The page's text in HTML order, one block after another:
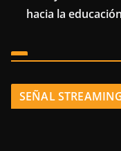
hacia la
SEÑAL